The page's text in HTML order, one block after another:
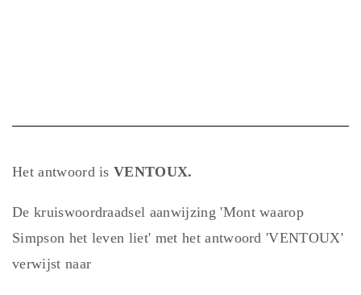
Het antwoord isVENTOUX.
De kruiswoordraadsel aanwijzing 'Mont waarop
Simpson het leven liet' met het antwoord 'VENTOUX'
verwijst naar